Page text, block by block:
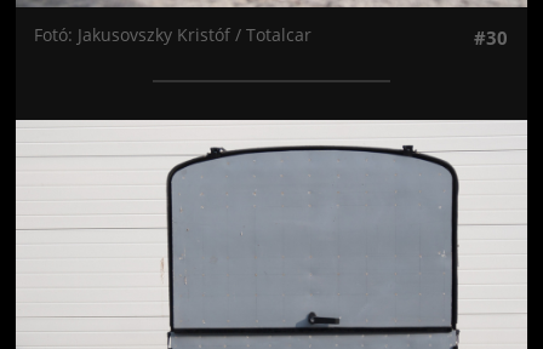
Fotó: Jakusovszky Kristóf / Totalcar #30
Jön még kép!